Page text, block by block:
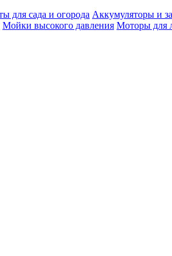
для сада и огорода Аккумуляторы и
Мойки высокого давления Моторы для